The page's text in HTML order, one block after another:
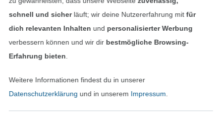
Impressum
AGB
Widerrufsrecht
schnell und sicherläuft; wir deine Nutzererfahrung mitfür
dich relevanten Inhalten und personalisierter Werbung
verbessern können und wir dir bestmögliche Browsing-
Erfahrung bieten
Weitere Informationen findest du in unserer
Datenschutzerklärung und in unserem Impressum